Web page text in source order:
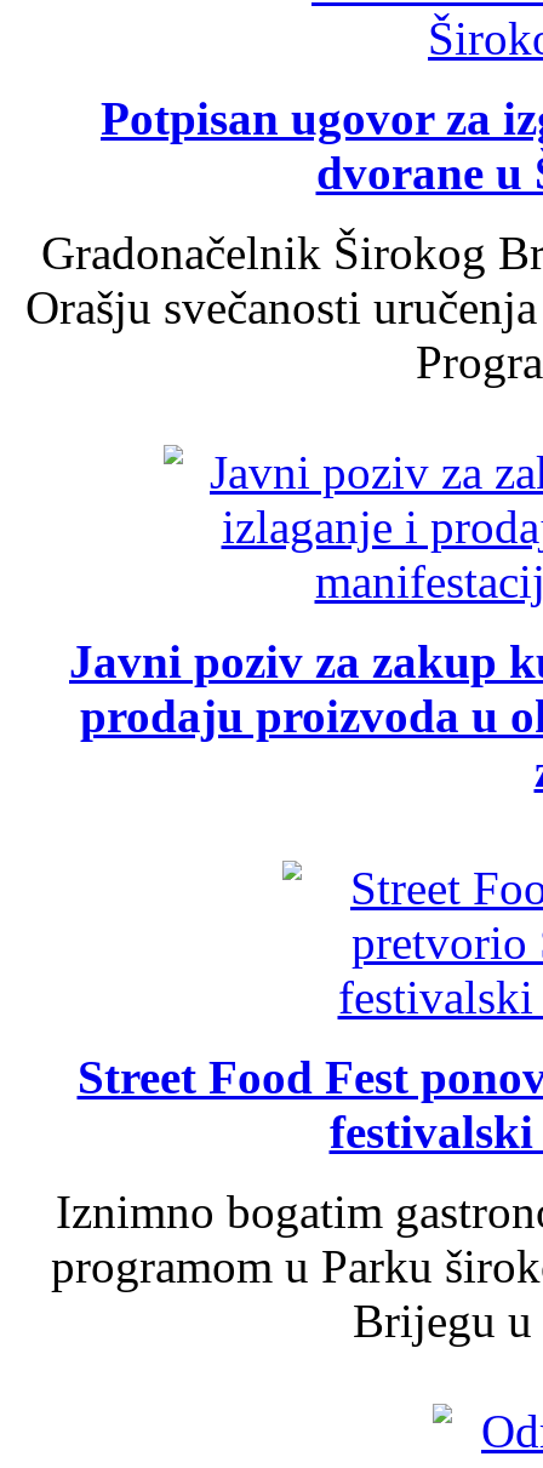
Potpisan ugovor za
dvorane u
Gradonačelnik Širokog
Orašju svečanosti
Javni poziv za zakup
prodaju proizvoda u
Street Food Fest
Iznimno bogatim
programom u Parku
Brijegu u